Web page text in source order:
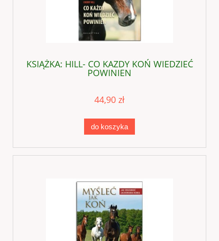
KSIĄŻKA: HILL- CO KAZDY KOŃ WIEDZIEĆ
POWINIEN
44,90 zł
do koszyka